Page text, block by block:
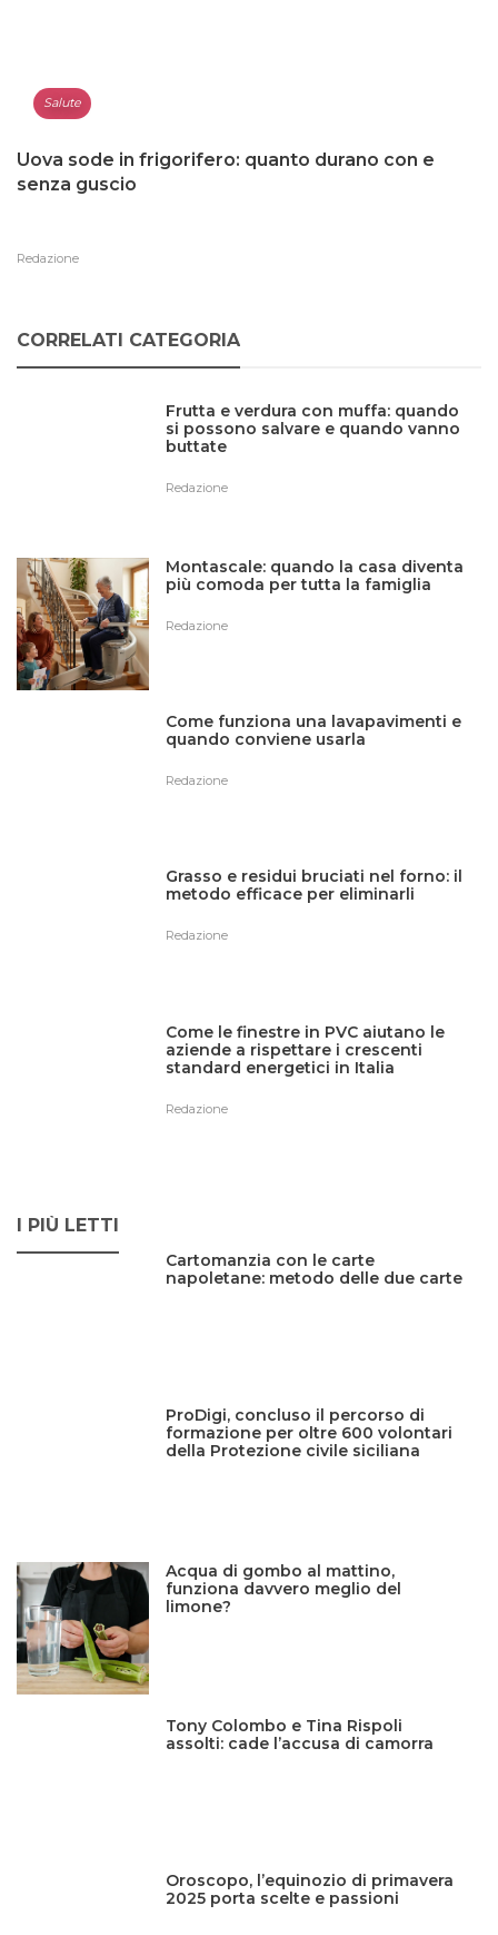
Salute
Uova sode in frigorifero: quanto durano con e
senza guscio
Redazione
CORRELATI CATEGORIA
Frutta e verdura con muffa: quando
si possono salvare e quando vanno
buttate
Redazione
Montascale: quando la casa diventa
più comoda per tutta la famiglia
Redazione
Come funziona una lavapavimenti e
quando conviene usarla
Redazione
Grasso e residui bruciati nel forno: il
metodo efficace per eliminarli
Redazione
Come le finestre in PVC aiutano le
aziende a rispettare i crescenti
standard energetici in Italia
Redazione
I PIÙ LETTI
Cartomanzia con le carte
napoletane: metodo delle due carte
ProDigi, concluso il percorso di
formazione per oltre 600 volontari
della Protezione civile siciliana
Acqua di gombo al mattino,
funziona davvero meglio del
limone?
Tony Colombo e Tina Rispoli
assolti: cade l’accusa di camorra
Oroscopo, l’equinozio di primavera
2025 porta scelte e passioni